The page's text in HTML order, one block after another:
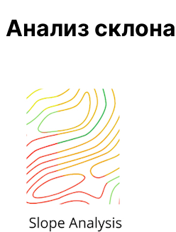
Анализ склона